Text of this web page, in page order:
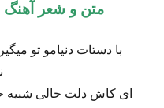
متن و شعر آهنگ
با دستات دنیامو تو
ای کاش دلت حالی